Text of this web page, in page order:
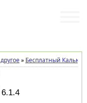
другое» Бесплатный
6.1.4